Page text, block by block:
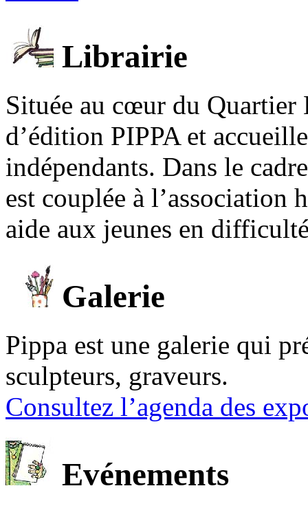
Librairie
Située au cœur du Quartier
d’édition PIPPA et
indépendants. Dans le
est couplée à l’association
aide aux jeunes en
Galerie
Pippa est une galerie qui
sculpteurs, graveurs.
Consultez l’agenda des
Evénements